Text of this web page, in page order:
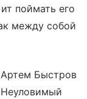
поймать его
между собой
Быстров